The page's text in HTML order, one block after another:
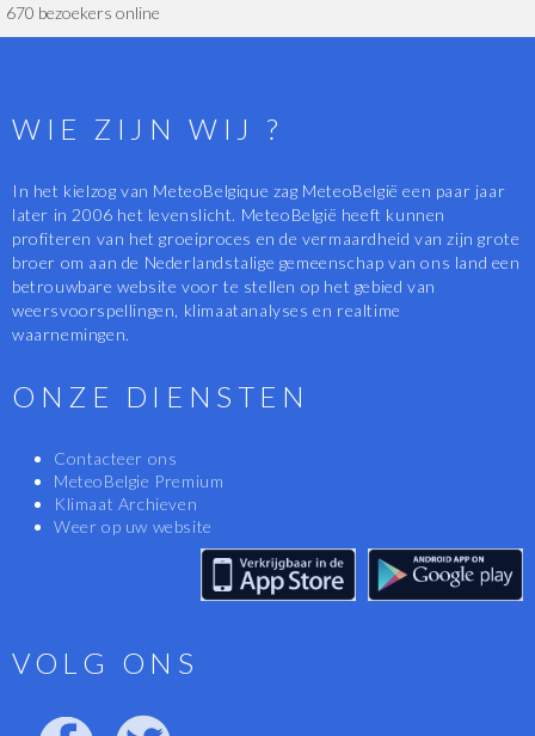
670 bezoekers online
WIE ZIJN WIJ ?
In het kielzog van MeteoBelgique zag MeteoBelgië een paar jaar
later in 2006 het levenslicht. MeteoBelgië heeft kunnen
profiteren van het groeiproces en de vermaardheid van zijn grote
broer om aan de Nederlandstalige gemeenschap van ons land een
betrouwbare website voor te stellen op het gebied van
weersvoorspellingen, klimaatanalyses en realtime
waarnemingen.
ONZE DIENSTEN
Contacteer ons
MeteoBelgie Premium
Klimaat Archieven
Weer op uw website
VOLG ONS